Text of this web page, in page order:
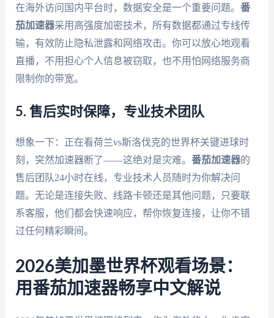
在海外访问国内平台时，数据安全是一个重要问题。 番
茄加速器采用高强度加密技术，所有数据都通过专线传
输，有效防止隐私泄露和网络攻击。你可以放心地观看
直播，不用担心个人信息被窃取，也不用怕网络服务商
限制你的带宽。
5. 售后实时保障，专业技术团队
想象一下：正在看荷兰vs斯洛伐克的世界杯关键进球时
刻，突然加速器断了——这绝对是灾难。 番茄加速器的
售后团队24小时在线，专业技术人员随时为你解决问
题。无论是连接失败、线路卡顿还是其他问题，只要联
系客服，他们都会快速响应，帮你恢复连接，让你不错
过任何精彩瞬间。
2026美加墨世界杯观看场景：
用番茄加速器畅享中文解说